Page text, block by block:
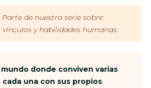
Parte de nuestra serie sobre
y habilidades humanas.
donde conviven varias
una con sus propios